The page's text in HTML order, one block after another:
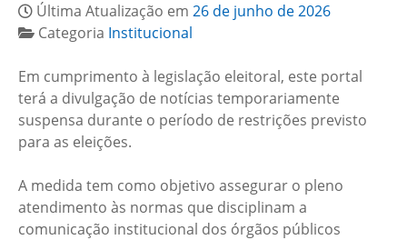
Última Atualização em 26 de junho de 2026
Categoria Institucional
Em cumprimento à legislação eleitoral, este portal
terá a divulgação de notícias temporariamente
suspensa durante o período de restrições previsto
para as eleições.
A medida tem como objetivo assegurar o pleno
atendimento às normas que disciplinam a
comunicação institucional dos órgãos públicos